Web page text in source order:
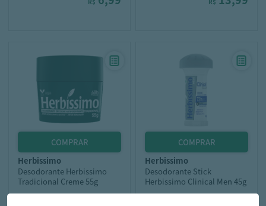
herbissimo
Desodorante Herbissimo
Tradicional Creme 55g
herbissimo
Desodorante Stick
Herbissimo Clinical Men 45g